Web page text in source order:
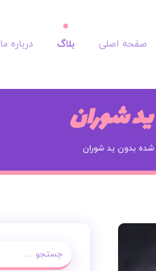
صفحه اصلی بلاگ درباره ما
شوران
بدون ید شوران